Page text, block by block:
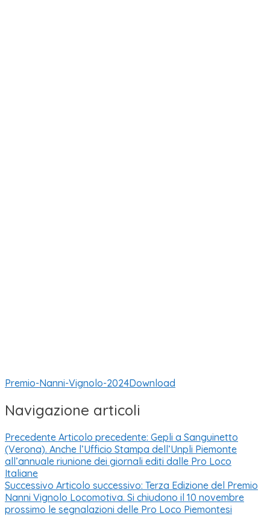
Premio-Nanni-Vignolo-2024Download
Navigazione articoli
Precedente Articolo precedente: Gepli a Sanguinetto
(Verona). Anche l’Ufficio Stampa dell’Unpli Piemonte
all’annuale riunione dei giornali editi dalle Pro Loco
Italiane
Successivo Articolo successivo: Terza Edizione del Premio
Nanni Vignolo Locomotiva. Si chiudono il 10 novembre
prossimo le segnalazioni delle Pro Loco Piemontesi